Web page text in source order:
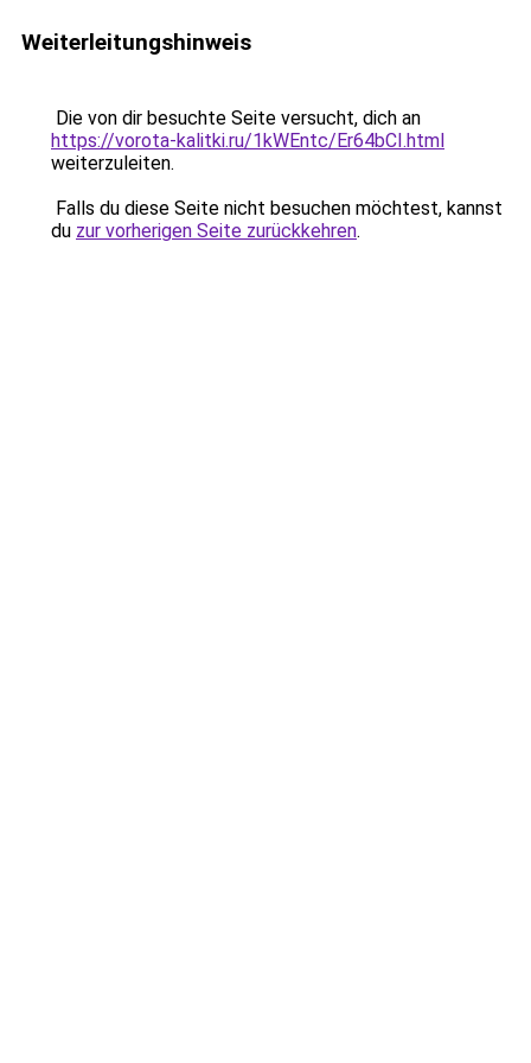
Weiterleitungshinweis
Die von dir besuchte Seite versucht, dich an
https://vorota-kalitki.ru/1kWEntc/Er64bCI.html
weiterzuleiten.
Falls du diese Seite nicht besuchen möchtest, kannst
du zur vorherigen Seite zurückkehren.